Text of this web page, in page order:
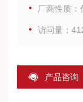
靠；维护量少。
厂商性质：
访问量：
产品咨询